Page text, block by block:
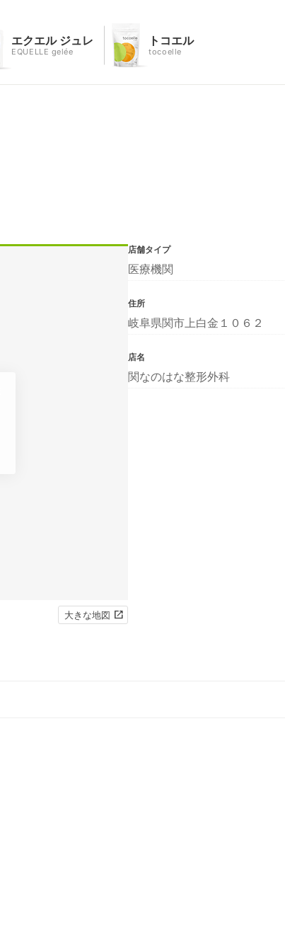
エクエル ジュレ
EQUELLE gelée
トコエル
tocoelle
大きな地図
店舗タイプ
医療機関
住所
岐阜県関市上白金１０６２
店名
関なのはな整形外科